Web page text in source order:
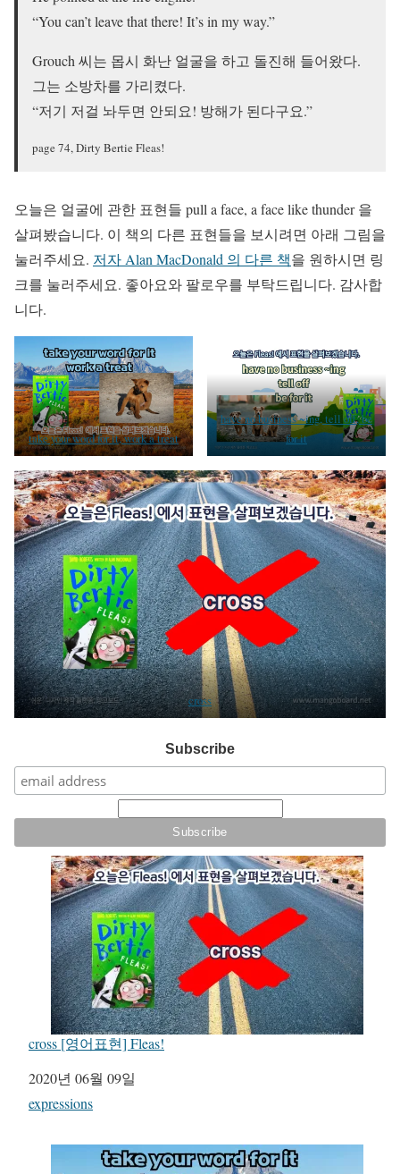
“You can’t leave that there! It’s in my way.”
Grouch 씨는 몹시 화난 얼굴을 하고 돌진해 들어왔다.
그는 소방차를 가리켰다.
“저기 저걸 놔두면 안되요! 방해가 된다구요.”
page 74, Dirty Bertie Fleas!
오늘은 얼굴에 관한 표현들 pull a face, a face like thunder 을
살펴봤습니다. 이 책의 다른 표현들을 보시려면 아래 그림을
눌러주세요. 저자 Alan MacDonald 의 다른 책을 원하시면 링
크를 눌러주세요. 좋아요와 팔로우를 부탁드립니다. 감사합
니다.
take your word for it, work a treat
have no business ~ing, tell off, be
for it
cross
Subscribe
cross [영어표현] Fleas!
일자
2020년 06월 09일
관련 항목
expressions